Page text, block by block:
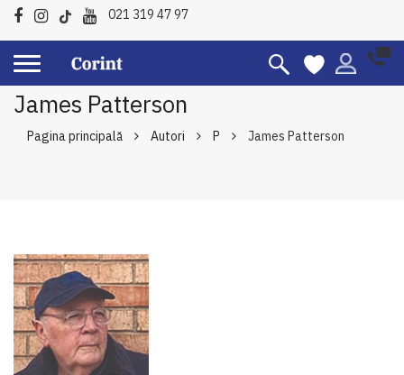
021 319 47 97
James Patterson
Pagina principală Autori P James Patterson